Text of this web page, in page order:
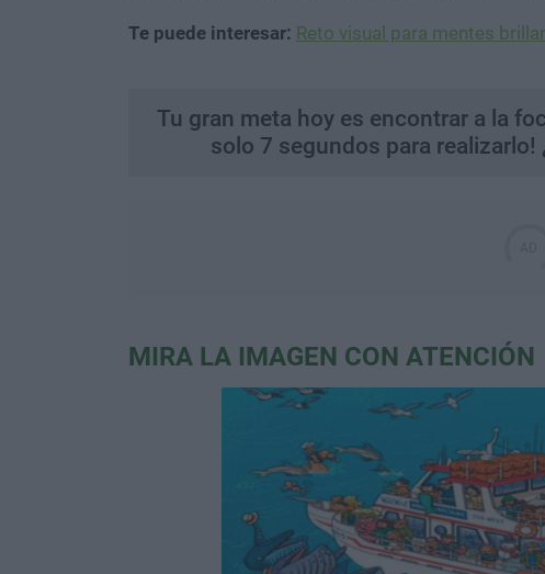
Te puede interesar: Reto visual para mentes
Tu gran meta hoy es encontrar a la
solo 7 segundos para realizarlo!
MIRA LA IMAGEN CON ATENCIÓN